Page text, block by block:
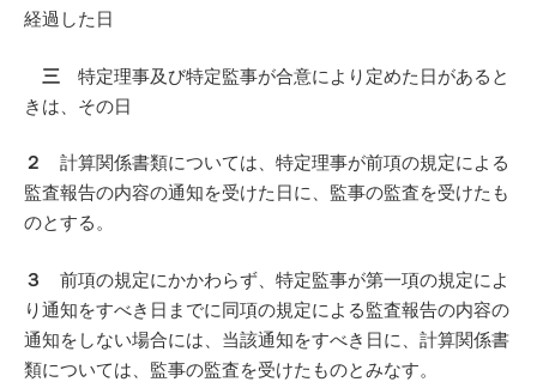
経過した日
三 特定理事及び特定監事が合意により定めた日があると
きは、その日
２
計算関係書類については、特定理事が前項の規定による
監査報告の内容の通知を受けた日に、監事の監査を受けたも
のとする。
３
前項の規定にかかわらず、特定監事が第一項の規定によ
り通知をすべき日までに同項の規定による監査報告の内容の
通知をしない場合には、当該通知をすべき日に、計算関係書
類については、監事の監査を受けたものとみなす。